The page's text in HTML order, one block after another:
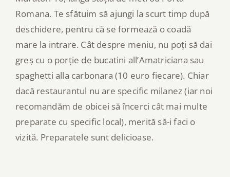
Romana. Te sfătuim să ajungi la scurt timp după
deschidere, pentru că se formează o coadă
mare la intrare. Cât despre meniu, nu poți să dai
greș cu o porție de bucatini all’Amatriciana sau
spaghetti alla carbonara (10 euro fiecare). Chiar
dacă restaurantul nu are specific milanez (iar noi
recomandăm de obicei să încerci cât mai multe
preparate cu specific local), merită să-i faci o
vizită. Preparatele sunt delicioase.